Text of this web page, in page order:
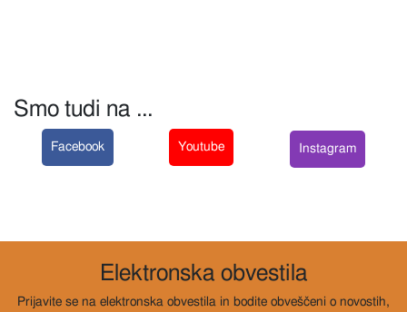
Smo tudi na ...
Facebook Youtube Instagram
Elektronska obvestila
Prijavite se na elektronska obvestila in bodite obveščeni o novostih,